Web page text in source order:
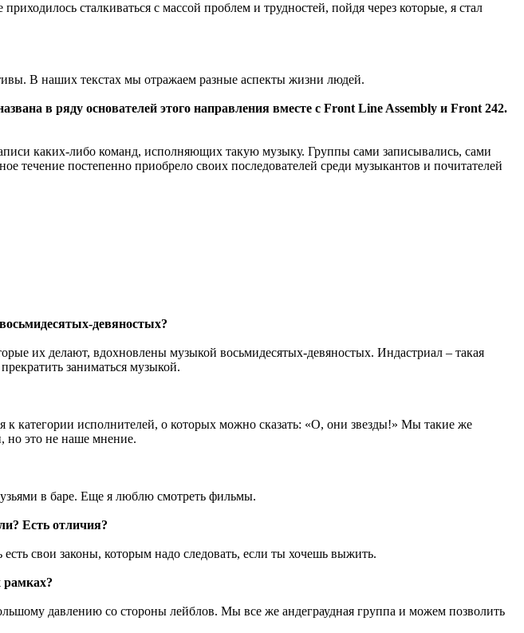
сталкиваться с массой проблем и трудностей, пойдя через которые, я стал
В наших текстах мы отражаем разные аспекты жизни людей.
в ряду основателей этого направления вместе с Front Line Assembly и Front 242.
каких-либо команд, исполняющих такую музыку. Группы сами записывались, сами
течение постепенно приобрело своих последователей среди музыкантов и почитателей
девяностых?
их делают, вдохновлены музыкой восьмидесятых-девяностых. Индастриал – такая
заниматься музыкой.
категории исполнителей, о которых можно сказать: «О, они звезды!» Мы такие же
но это не наше мнение.
в баре. Еще я люблю смотреть фильмы.
Есть отличия?
свои законы, которым надо следовать, если ты хочешь выжить.
рамках?
давлению со стороны лейблов. Мы все же андеграудная группа и можем позволить